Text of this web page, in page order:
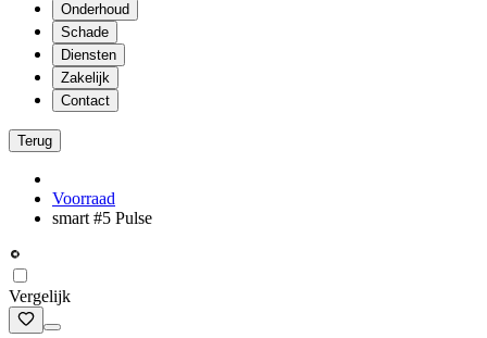
Onderhoud
Schade
Diensten
Zakelijk
Contact
Terug
Voorraad
smart #5 Pulse
Vergelijk